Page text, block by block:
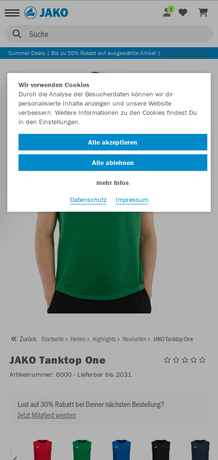
Suche
1
Summer Deals | Bis zu 50% Rabatt auf ausgewählte Artikel | JETZT ENTDECKEN
Zurück Startseite Herren Highlights Neuheiten JAKO Tanktop One
JAKO Tanktop One
Artikelnummer: 6000 - Lieferbar bis 2031
Lust auf 30% Rabatt bei Deiner nächsten Bestellung?
Jetzt Mitglied werden
Wir verwenden Cookies
Durch die Analyse der Besucherdaten können wir dir
personalisierte Inhalte anzeigen und unsere Website
verbessern. Weitere Informationen zu den Cookies findest Du
in den Einstellungen.
Alle akzeptieren
Alle ablehnen
mehr Infos
Datenschutz
Impressum